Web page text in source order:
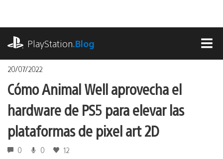
contenido
PlayStation.Blog
20/07/2022
Cómo Animal Well aprovecha el
hardware de PS5 para elevar las
plataformas de pixel art 2D
0 0 12